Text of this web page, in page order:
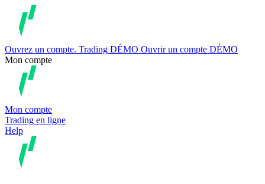
Ouvrez un compte. Trading DÉMO Ouvrir un compte DÉMO
Mon compte
Mon compte
Trading en ligne
Help